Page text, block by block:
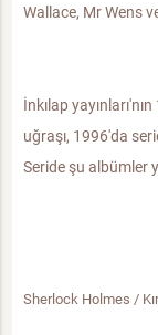
Wallace, Mr Wens
İnkılap
uğraşı, 1996'da
Seride şu albümler
Sherlock Holmes /